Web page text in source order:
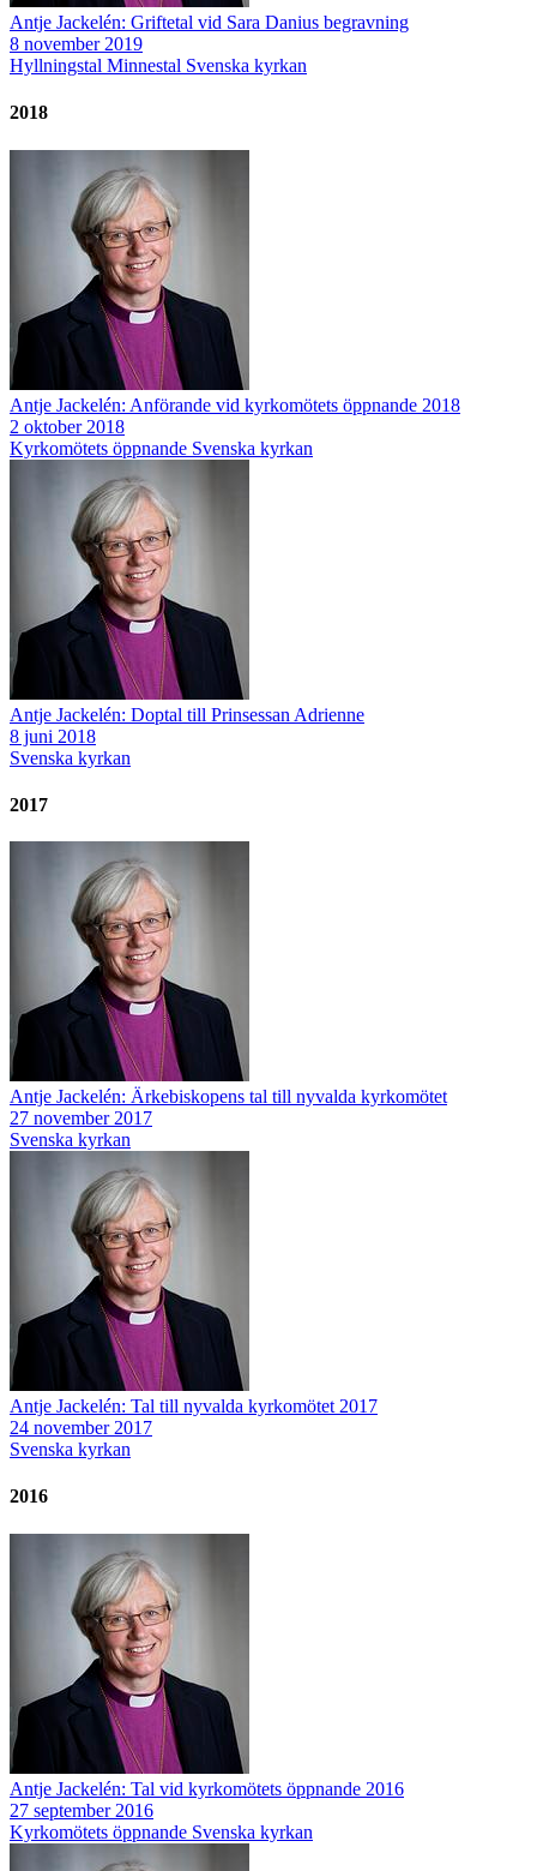
Antje Jackelén: Griftetal vid Sara Danius begravning
8 november 2019
Hyllningstal Minnestal Svenska kyrkan
2018
Antje Jackelén: Anförande vid kyrkomötets öppnande 2018
2 oktober 2018
Kyrkomötets öppnande Svenska kyrkan
Antje Jackelén: Doptal till Prinsessan Adrienne
8 juni 2018
Svenska kyrkan
2017
Antje Jackelén: Ärkebiskopens tal till nyvalda kyrkomötet
27 november 2017
Svenska kyrkan
Antje Jackelén: Tal till nyvalda kyrkomötet 2017
24 november 2017
Svenska kyrkan
2016
Antje Jackelén: Tal vid kyrkomötets öppnande 2016
27 september 2016
Kyrkomötets öppnande Svenska kyrkan